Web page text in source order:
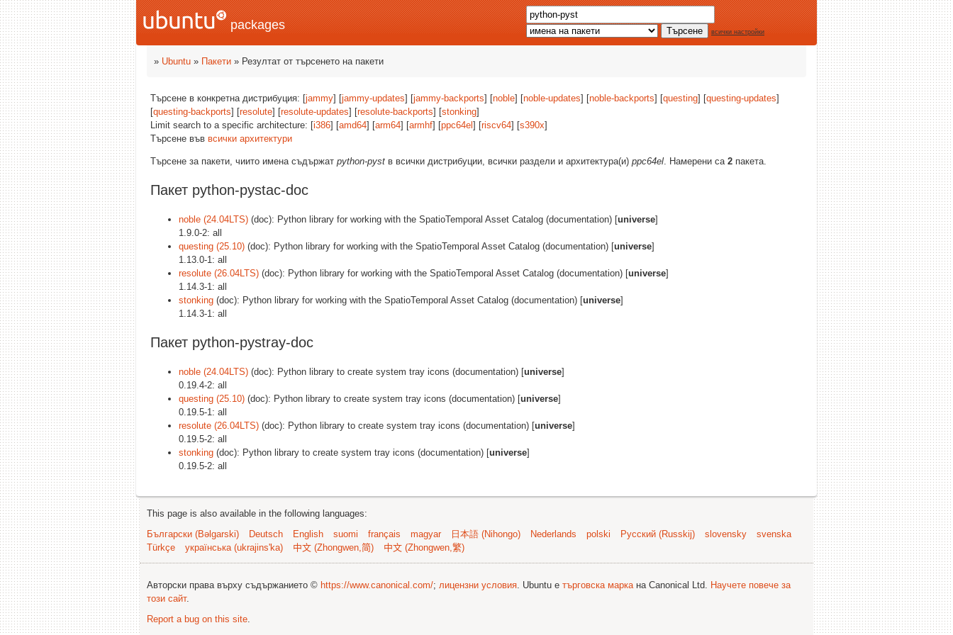
packages всички настройки
» Ubuntu » Пакети » Резултат от търсенето на пакети
Търсене в конкретна дистрибуция: [jammy] [jammy-updates] [jammy-backports] [noble] [noble-updates] [noble-backports] [questing] [questing-updates]
[questing-backports] [resolute] [resolute-updates] [resolute-backports] [stonking]
Limit search to a specific architecture: [i386] [amd64] [arm64] [armhf] [ppc64el ] [riscv64] [s390x]
Търсене във всички архитектури
Търсене за пакети, чиито имена съдържат python-pyst в всички дистрибуции, всички раздели и архитектура(и) ppc64el. Намерени са 2 пакета.
Пакет python-pystac-doc
noble (24.04LTS) (doc): Python library for working with the SpatioTemporal Asset Catalog (documentation) [universe]
1.9.0-2: all
questing (25.10) (doc): Python library for working with the SpatioTemporal Asset Catalog (documentation) [universe]
1.13.0-1: all
resolute (26.04LTS) (doc): Python library for working with the SpatioTemporal Asset Catalog (documentation) [universe]
1.14.3-1: all
stonking (doc): Python library for working with the SpatioTemporal Asset Catalog (documentation) [universe]
1.14.3-1: all
Пакет python-pystray-doc
noble (24.04LTS) (doc): Python library to create system tray icons (documentation) [universe]
0.19.4-2: all
questing (25.10) (doc): Python library to create system tray icons (documentation) [universe]
0.19.5-1: all
resolute (26.04LTS) (doc): Python library to create system tray icons (documentation) [universe]
0.19.5-2: all
stonking (doc): Python library to create system tray icons (documentation) [universe]
0.19.5-2: all
This page is also available in the following languages:
Български (Bəlgarski)
Deutsch English suomi français magyar 日本語 (Nihongo) Nederlands polski Русский (Russkij) slovensky
svenska
Türkçe
українська (ukrajins'ka) 中文 (Zhongwen,简) 中文 (Zhongwen,繁)
Авторски права върху съдържанието © https://www.canonical.com/; лицензни условия. Ubuntu е търговска маркана Canonical Ltd. Научете повече за
този сайт.
Report a bug on this site.